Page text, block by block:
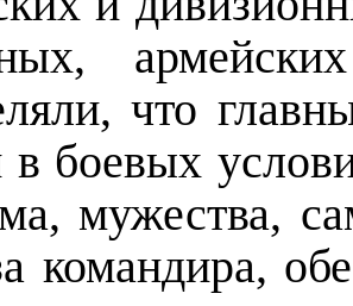
что
в боевых
мужества,
командира,